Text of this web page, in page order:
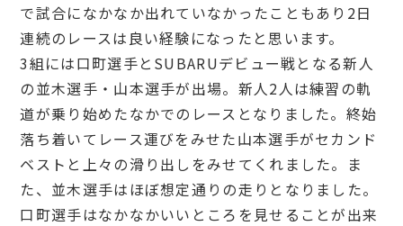
で試合になかなか出れていなかったこともあり2日
連続のレースは良い経験になったと思います。
3組には口町選手とSUBARUデビュー戦となる新人
の並木選手・山本選手が出場。新人2人は練習の軌
道が乗り始めたなかでのレースとなりました。終始
落ち着いてレース運びをみせた山本選手がセカンド
ベストと上々の滑り出しをみせてくれました。ま
た、並木選手はほぼ想定通りの走りとなりました。
口町選手はなかなかいいところを見せることが出来